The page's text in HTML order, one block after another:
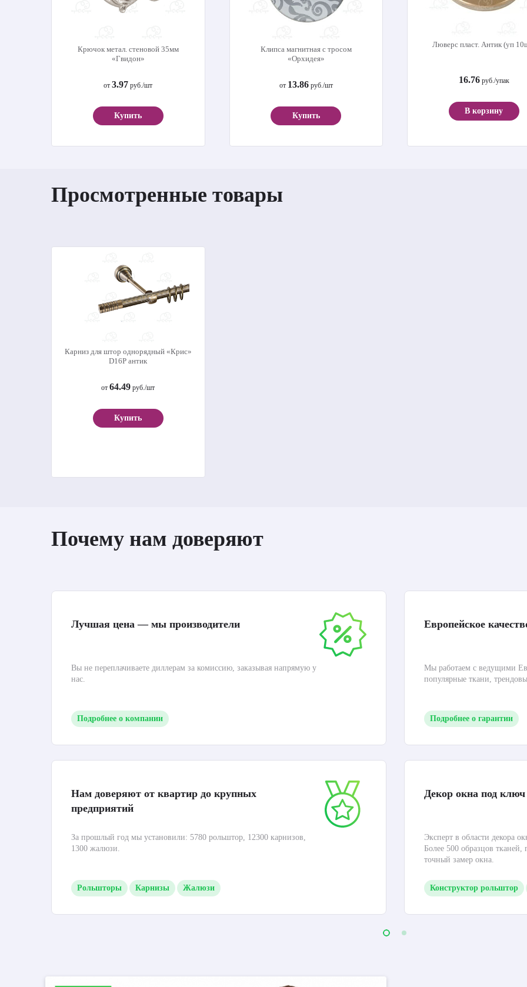
Крючок метал. стеновой 35мм
«Гвидон»
от3.97 руб./шт
Купить
Клипса магнитная с тросом
«Орхидея»
от 13.86руб./шт
Купить
Люверс пласт. Антик (уп
16.76руб./упак
В корзину
Просмотренные товары
Карниз для штор однорядный «Крис»
D16Р антик
от64.49 руб./шт
Купить
Почему нам доверяют
Лучшая цена — мы производители
Вы не переплачиваете диллерам за комиссию, заказывая напрямую у
нас.
Подробнее о компании
Нам доверяют от квартир до крупных
предприятий
За прошлый год мы установили: 5780 рольштор, 12300 карнизов,
1300 жалюзи.
Рольшторы Карнизы Жалюзи
Европейское
Мы работаем с ведущими
популярные ткани,
Подробнее о гарантии
Декор окна под ключ
Эксперт в области декора
Более 500 образцов тканей,
точный замер окна.
Конструктор рольштор